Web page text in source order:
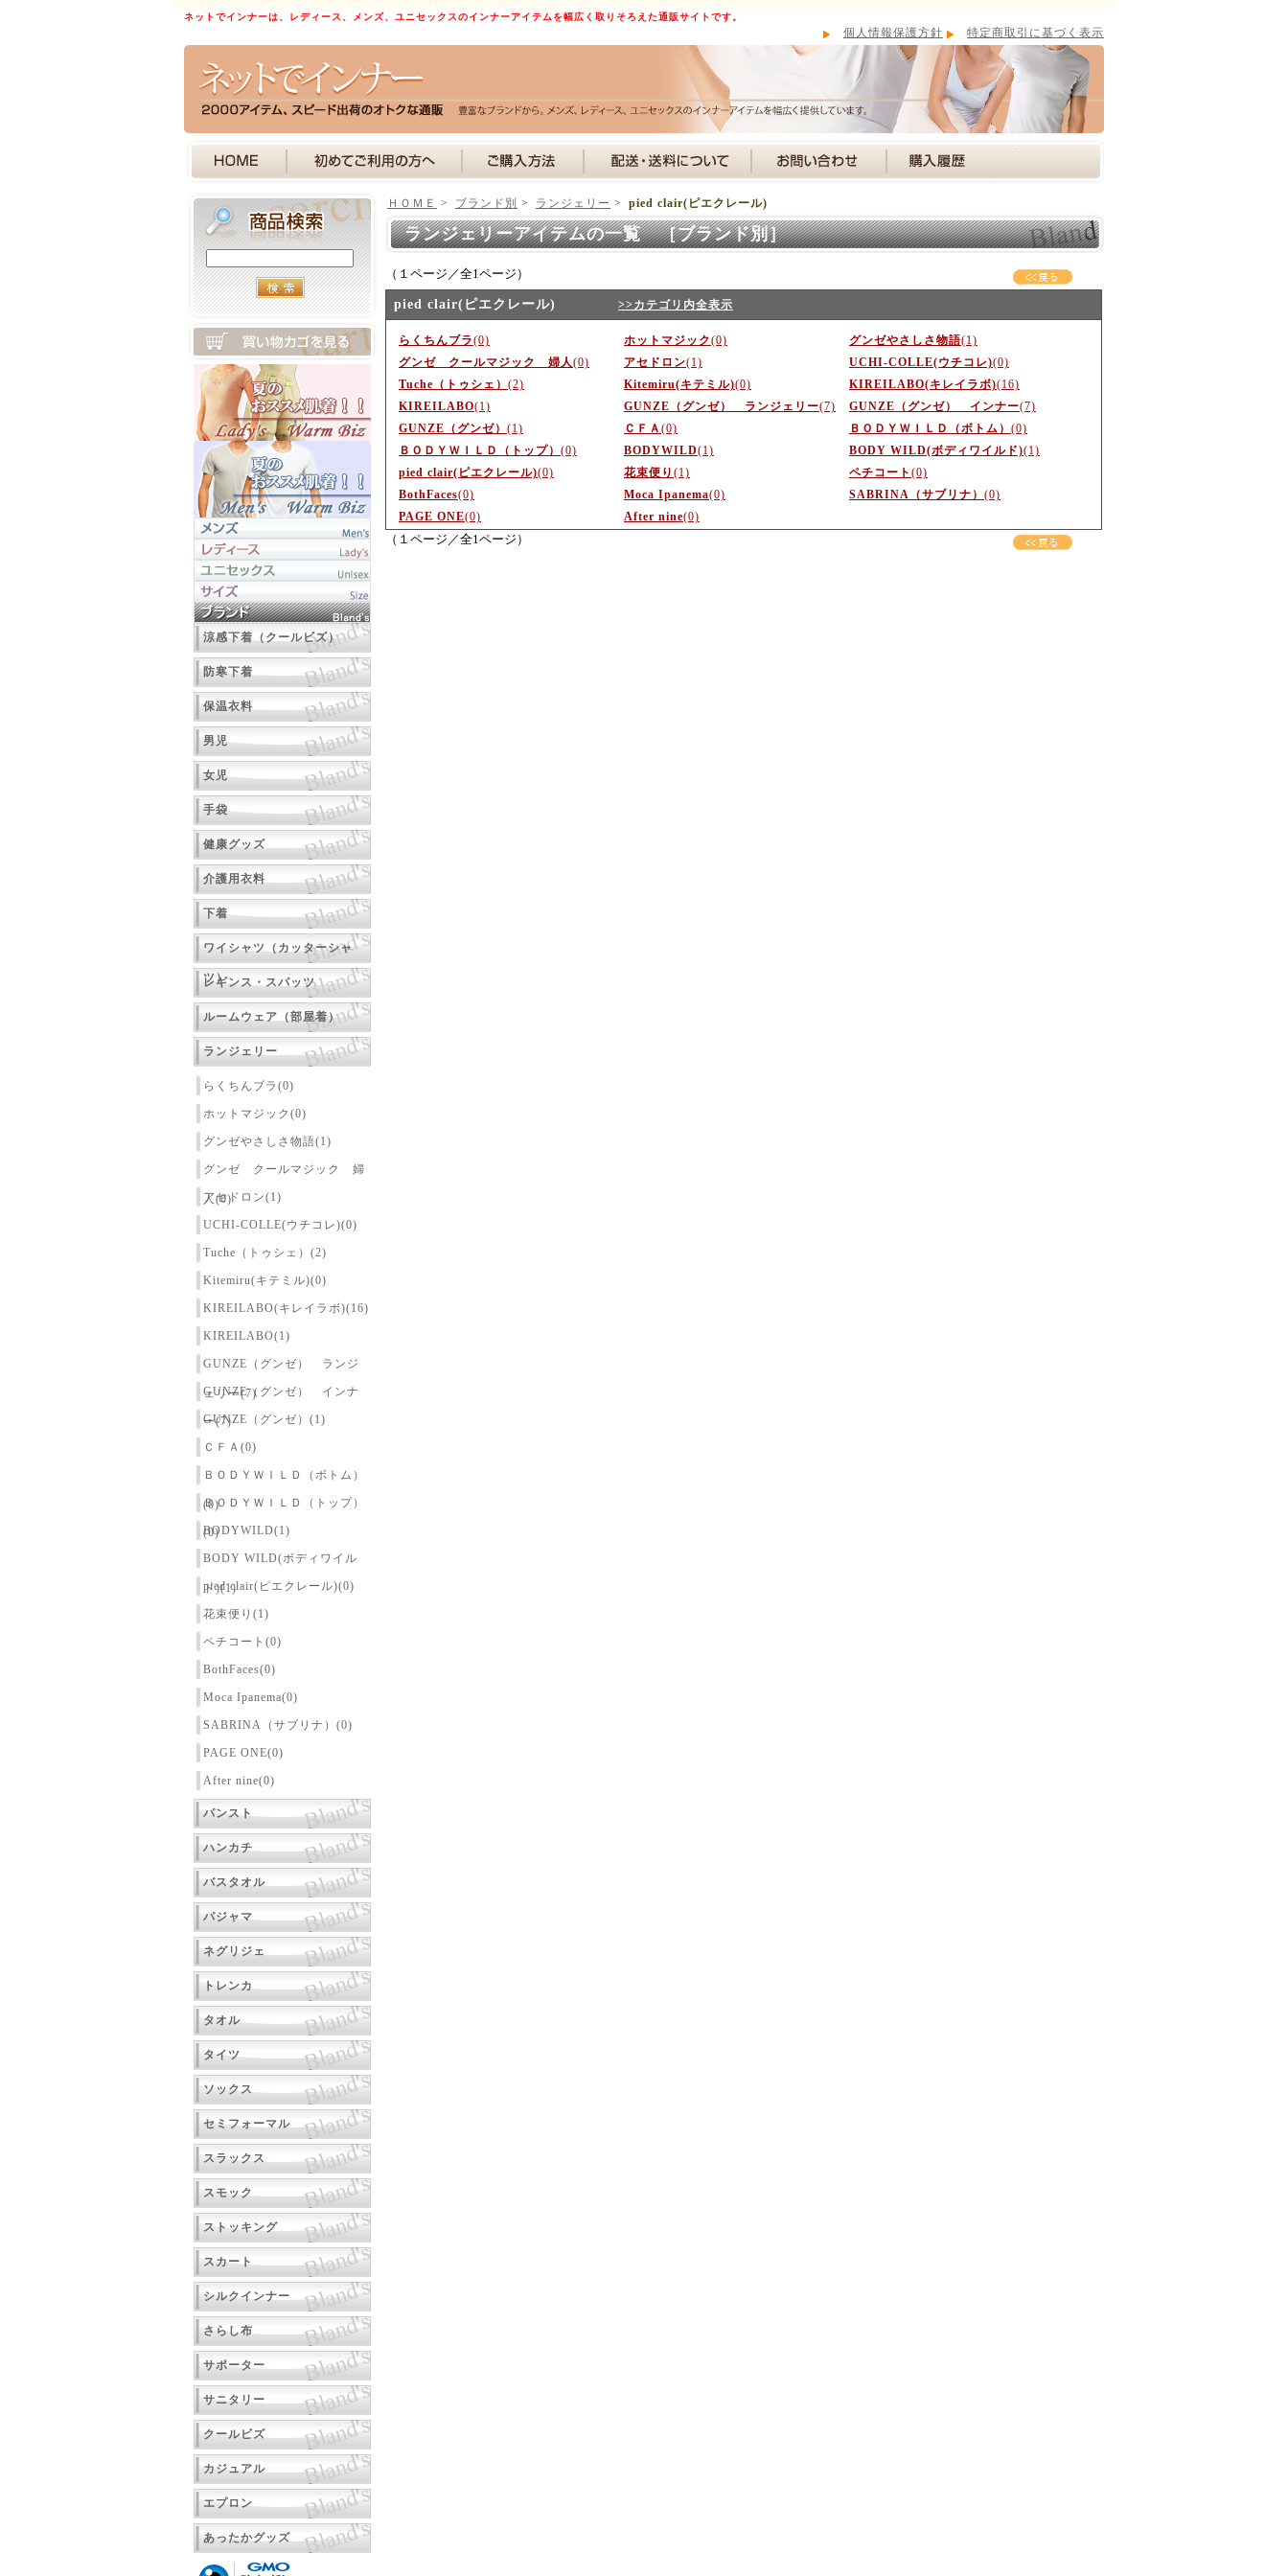
ネットでインナーは、レディース、メンズ、ユニセックスのインナーアイテムを幅広く取りそろえた通販サイトです。
特定商取引に基づく表示
個人情報保護方針
涼感下着（クールビズ）
防寒下着
保温衣料
男児
女児
手袋
健康グッズ
介護用衣料
下着
ワイシャツ（カッターシャ
ツ）
レギンス・スパッツ
ルームウェア（部屋着）
ランジェリー
らくちんブラ(0)
ホットマジック(0)
グンゼやさしさ物語(1)
グンゼ クールマジック 婦
人(0)
アセドロン(1)
UCHI-COLLE(ウチコレ)(0)
Tuche（トゥシェ）(2)
Kitemiru(キテミル)(0)
KIREILABO(キレイラボ)(16)
KIREILABO(1)
GUNZE（グンゼ） ランジ
ェリー(7)
GUNZE（グンゼ） インナ
ー(7)
GUNZE（グンゼ）(1)
ＣＦＡ(0)
ＢＯＤＹＷＩＬＤ（ボトム）
(0)
ＢＯＤＹＷＩＬＤ（トップ）
(0)
BODYWILD(1)
BODY WILD(ボディワイル
ド)(1)
pied clair(ピエクレール)(0)
花束便り(1)
ペチコート(0)
BothFaces(0)
Moca Ipanema(0)
SABRINA（サブリナ）(0)
PAGE ONE(0)
After nine(0)
パンスト
ハンカチ
バスタオル
パジャマ
ネグリジェ
トレンカ
タオル
タイツ
ソックス
セミフォーマル
スラックス
スモック
ストッキング
スカート
シルクインナー
さらし布
サポーター
サニタリー
クールビズ
カジュアル
エプロン
あったかグッズ
ＨＯＭＥ > ブランド別 > ランジェリー > pied clair(ピエクレール)
ランジェリーアイテムの一覧 ［ブランド別］
（１ページ／全1ページ）
pied clair(ピエクレール) >>カテゴリ内全表示
らくちんブラ(0) ホットマジック(0) グンゼやさしさ物語(1)
グンゼ クールマジック 婦人 (0) アセドロン(1) UCHI-COLLE(ウチコレ)(0)
Tuche（トゥシェ） (2) Kitemiru(キテミル)(0) KIREILABO(キレイラボ)(16)
KIREILABO(1) GUNZE（グンゼ） ランジェリー(7) GUNZE（グンゼ） インナー(7)
GUNZE（グンゼ） (1) ＣＦＡ (0) ＢＯＤＹＷＩＬＤ（ボトム） (0)
ＢＯＤＹＷＩＬＤ（トップ） (0) BODYWILD(1) BODY WILD(ボディワイルド)(1)
pied clair(ピエクレール)(0) 花束便り (1) ペチコート (0)
BothFaces(0) Moca Ipanema(0) SABRINA（サブリナ） (0)
PAGE ONE(0) After nine(0)
（１ページ／全1ページ）